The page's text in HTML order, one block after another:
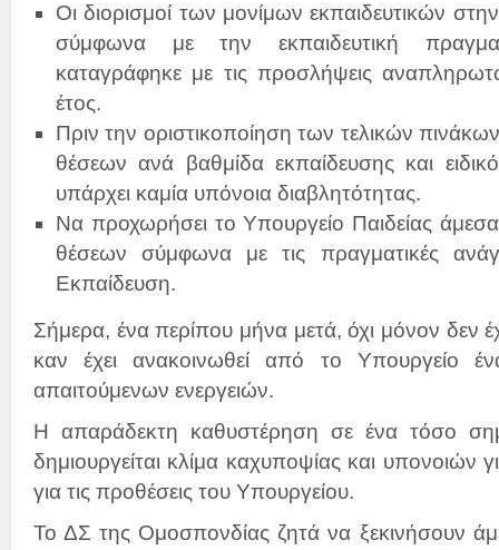
Οι διορισμοί των μονίμων εκπαιδευτικών
σύμφωνα με την εκπαιδευτική
καταγράφηκε με τις προσλήψεις
έτος.
Πριν την οριστικοποίηση των τελικών
θέσεων ανά βαθμίδα εκπαίδευσης και
υπάρχει καμία υπόνοια διαβλητότητας.
Να προχωρήσει το Υπουργείο Παιδείας
θέσεων σύμφωνα με τις πραγματικές
Εκπαίδευση.
Σήμερα, ένα περίπου μήνα μετά, όχι μόνον δεν
καν έχει ανακοινωθεί από το Υπουργείο
απαιτούμενων ενεργειών.
Η απαράδεκτη καθυστέρηση σε ένα τόσο
δημιουργείται κλίμα καχυποψίας και υπονοιών
για τις προθέσεις του Υπουργείου.
Το ΔΣ της Ομοσπονδίας ζητά να ξεκινήσουν